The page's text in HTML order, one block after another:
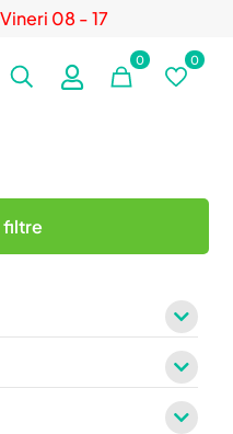
08 - 17
0 0
filtre